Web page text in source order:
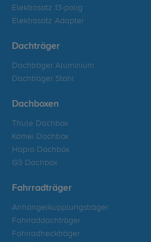
Elektrosatz 13-polig
Elektrosatz Adapter
Dachträger
Dachträger Aluminium
Dachträger Stahl
Dachboxen
Thule Dachbox
Kamei Dachbox
Hapro Dachbox
G3 Dachbox
Fahrradträger
Anhängerkupplungsträger
Fahrraddachträger
Fahrradheckträger